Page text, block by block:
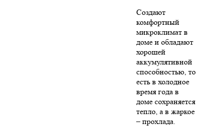
Создают
комфортный
микроклимат в
доме и обладают
хорошей
аккумулятивной
способностью, то
есть в холодное
время года в
доме сохраняется
тепло, а в жаркое
– прохлада.